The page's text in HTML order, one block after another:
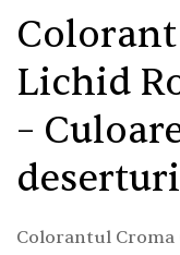
Lichid
–
Colorantul Croma